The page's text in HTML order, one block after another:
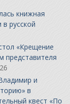
книжная
русской
«Крещение
представителя
и
в
квест «По